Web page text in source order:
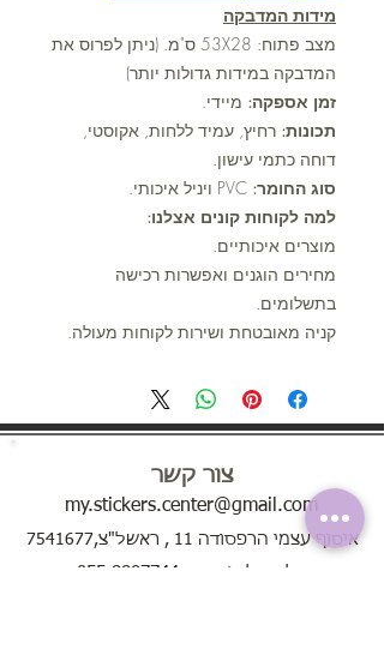
מידות המדבקה
מצב פתוח: 53X28 ס"מ. (ניתן לפרוס את
המדבקה במידות גדולות יותר)
זמן אספקה: מיידי.
תכונות: רחיץ, עמיד ללחות, אקוסטי,
דוחה כתמי עישון.
סוג החומר:
למה לקוחות קונים אצלנו:
מוצרים איכותיים.
מחירים הוגנים ואפשרות רכישה
בתשלומים.
קניה מאובטחת ושירות לקוחות מעולה.
צור קשר
my.stickers.center@gmail.com
טלפון להזמנות: 055-8807744
איסוף עצמי הרפסודה 11 , ראשל"צ,7541677